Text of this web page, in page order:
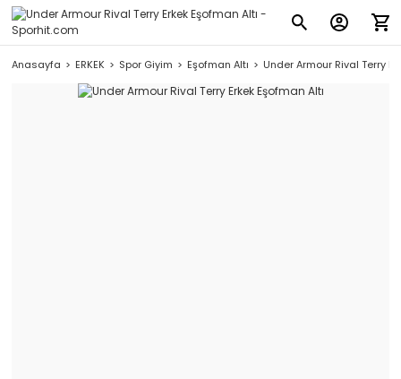
Anasayfa ERKEK Spor Giyim Eşofman Altı Under Armour Rival Terry